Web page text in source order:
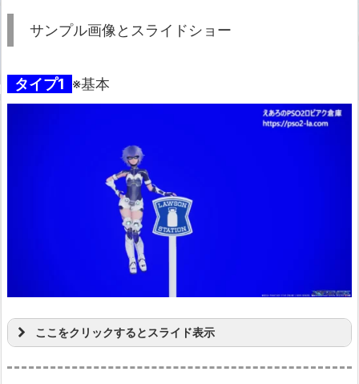
サンプル画像とスライドショー
タイプ1 ※基本
ここをクリックするとスライド表示